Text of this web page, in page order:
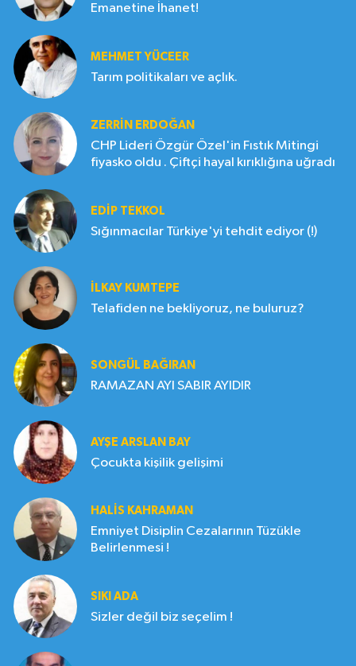
Emanetine İhanet!
MEHMET YÜCEER
Tarım politikaları ve açlık.
ZERRIN ERDOĞAN
CHP Lideri Özgür Özel'in Fıstık Mitingi
fiyasko oldu . Çiftçi hayal kırıklığına uğradı
EDIP TEKKOL
Sığınmacılar Türkiye'yi tehdit ediyor (!)
İLKAY KUMTEPE
Telafiden ne bekliyoruz, ne buluruz?
SONGÜL BAĞIRAN
RAMAZAN AYI SABIR AYIDIR
AYŞE ARSLAN BAY
Çocukta kişilik gelişimi
HALIS KAHRAMAN
Emniyet Disiplin Cezalarının Tüzükle
Belirlenmesi !
SIKI ADA
Sizler değil biz seçelim !